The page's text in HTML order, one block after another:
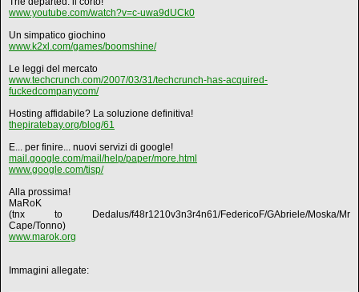
www.youtube.com/watch?v=c-uwa9dUCk0
Un simpatico giochino
www.k2xl.com/games/boomshine/
Le leggi del mercato
www.techcrunch.com/2007/03/31/techcrunch-has-acquired-
fuckedcompanycom/
Hosting affidabile? La soluzione definitiva!
thepiratebay.org/blog/61
E... per finire... nuovi servizi di google!
mail.google.com/mail/help/paper/more.html
www.google.com/tisp/
Alla prossima!
MaRoK
(tnx to Dedalus/f48r1210v3n3r4n61/FedericoF/GAbriele/Moska/Mr
Cape/Tonno)
www.marok.org
Immagini allegate: